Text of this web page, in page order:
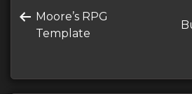
по
записям
Предыдущая
запись
Moore’s RPG
Template